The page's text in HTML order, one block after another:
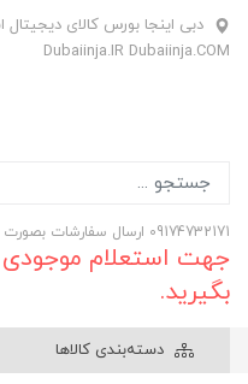
دبی اینجا بورس کالای
Dubaiinja.IR Dubaiinja.COM
09174732171 ارسال سفارشات بصورت پس‌کرایه تیپاکس
جهت استعلام
بگیرید.
دسته‌بندی کالاها